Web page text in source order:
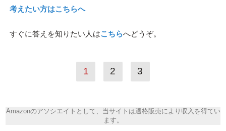
考えたい方はこちらへ
すぐに答えを知りたい人はこちらへどうぞ。
1 2 3
Amazonのアソシエイトとして、当サイトは適格販売により収入を得てい
ます。